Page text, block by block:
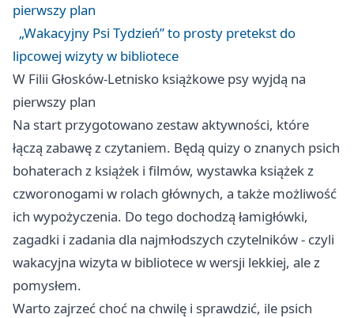
pierwszy plan
„Wakacyjny Psi Tydzień” to prosty pretekst do
lipcowej wizyty w bibliotece
W Filii Głosków-Letnisko książkowe psy wyjdą na
pierwszy plan
Na start przygotowano zestaw aktywności, które
łączą zabawę z czytaniem. Będą quizy o znanych psich
bohaterach z książek i filmów, wystawka książek z
czworonogami w rolach głównych, a także możliwość
ich wypożyczenia. Do tego dochodzą łamigłówki,
zagadki i zadania dla najmłodszych czytelników - czyli
wakacyjna wizyta w bibliotece w wersji lekkiej, ale z
pomysłem.
Warto zajrzeć choć na chwilę i sprawdzić, ile psich